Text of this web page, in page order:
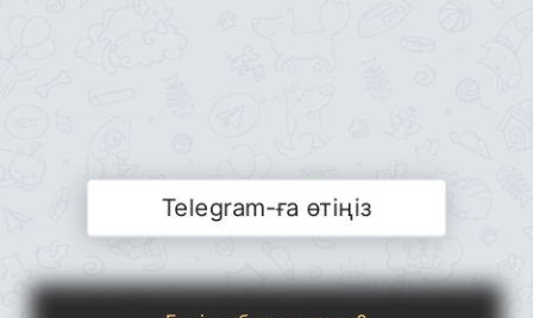
Telegram-ға өтіңіз